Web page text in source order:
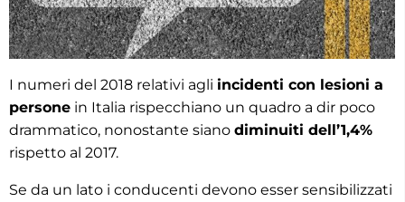
I numeri del 2018 relativi agli incidenti con lesioni a
persone in Italia rispecchiano un quadro a dir poco
drammatico, nonostante siano diminuiti dell’1,4%
rispetto al 2017.
Se da un lato i conducenti devono esser sensibilizzati